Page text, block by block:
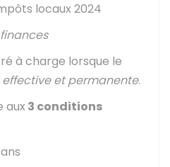
locaux 2024
à charge lorsque le
et permanente.
aux 3 conditions